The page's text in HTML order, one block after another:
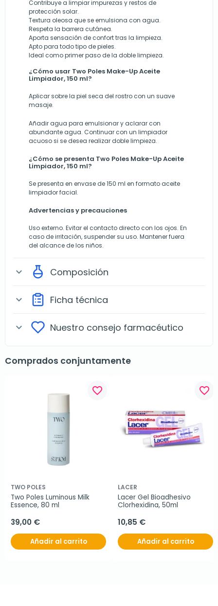
Contribuye a limpiar impurezas y restos de
protección solar.
Textura oleosa que se emulsiona con agua.
Respeta la barrera cutánea.
Aporta sensación de confort tras la limpieza.
Apto para todo tipo de pieles.
Ideal como primer paso de la doble limpieza.
¿Cómo usar Two Poles Make-Up Aceite
Limpiador, 150 ml?
Aplicar sobre la piel seca del rostro con un suave
masaje.
Añadir agua para emulsionar y aclarar con
abundante agua. Continuar con un limpiador
acuoso si se desea realizar doble limpieza.
¿Cómo se presenta Two Poles Make-Up Aceite
Limpiador, 150 ml?
Se presenta en envase de 150 ml en formato aceite
limpiador facial.
Advertencias y precauciones
Uso externo. Evitar el contacto directo con los ojos. En
caso de irritación, suspender su uso. Mantener fuera
del alcance de los niños.
expand_more Composición
expand_more Ficha técnica
expand_more Nuestro consejo farmacéutico
Comprados conjuntamente
favorite_border
TWO POLES
Two Poles Luminous Milk
Essence, 80 ml
39,00 €
Añadir al carrito
favorite_border
LACER
Lacer Gel Bioadhesivo
Clorhexidina, 50ml
10,85 €
Añadir al carrito